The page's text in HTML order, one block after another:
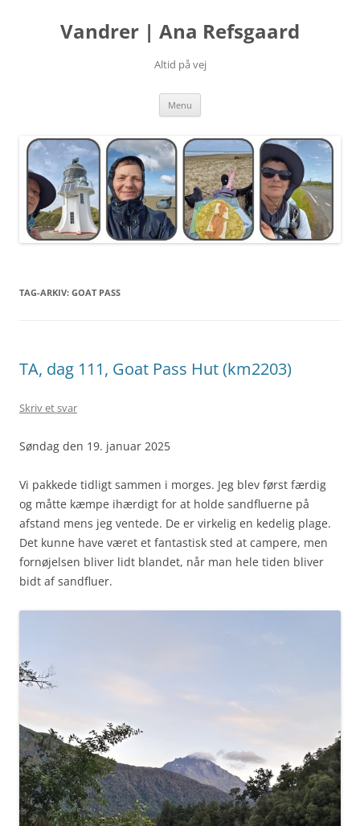
Vandrer | Ana Refsgaard
Altid på vej
Menu
TAG-ARKIV: GOAT PASS
TA, dag 111, Goat Pass Hut (km2203)
Skriv et svar
Søndag den 19. januar 2025
Vi pakkede tidligt sammen i morges. Jeg blev først færdig
og måtte kæmpe ihærdigt for at holde sandfluerne på
afstand mens jeg ventede. De er virkelig en kedelig plage.
Det kunne have været et fantastisk sted at campere, men
fornøjelsen bliver lidt blandet, når man hele tiden bliver
bidt af sandfluer.